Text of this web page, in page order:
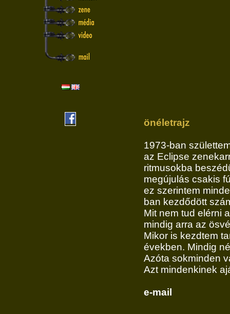
önéletrajz
1973-ban
az Eclipse
ritmusokba
megújulás csakis
ez szerintem
ban kezdődött
Mit nem tud elérni
mindig arra az
Mikor is kezdtem
években. Mindig
Azóta sokminden
Azt mindenkinek
e-mail